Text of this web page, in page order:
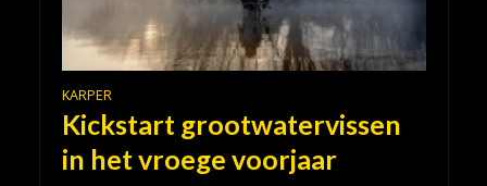
KARPER
Kickstart grootwatervissen
in het vroege voorjaar